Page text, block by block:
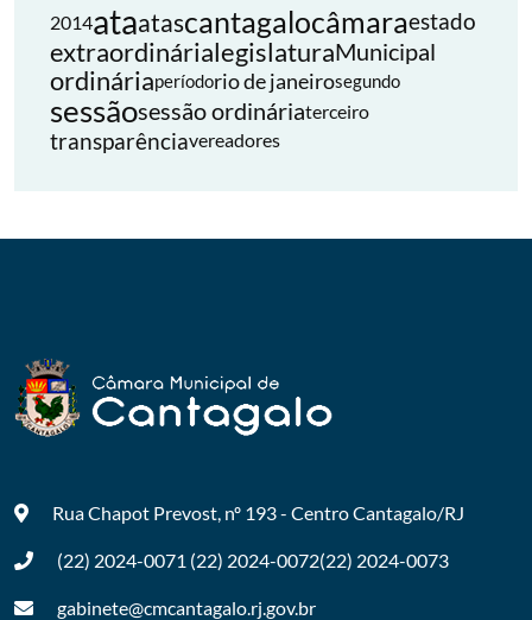
2014ataatascantagalocâmaraestado
extraordinárialegislaturaMunicipal
ordináriaperíodorio de janeirosegundo
sessãosessão ordináriaterceiro
transparênciavereadores
Rua Chapot Prevost, nº 193 - CentroCantagalo/RJ
(22) 2024-0071 (22) 2024-0072(22) 2024-0073
gabinete@cmcantagalo.rj.gov.br